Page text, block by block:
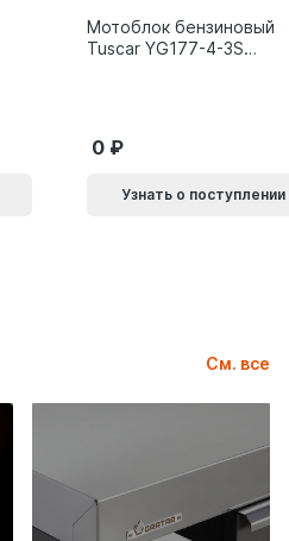
Мотоблок бензиновый
Tuscar YG177-4-3S
0
Узнать о поступлении
См. все